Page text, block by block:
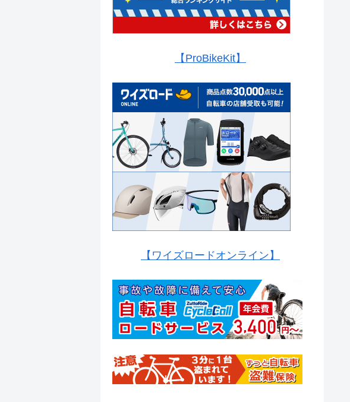
【ProBikeKit】
【ワイズロードオンライン】